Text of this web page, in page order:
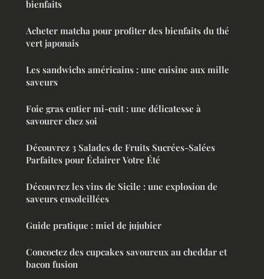
bienfaits
Acheter matcha pour profiter des bienfaits du thé
vert japonais
Les sandwichs américains : une cuisine aux mille
saveurs
Foie gras entier mi-cuit : une délicatesse à
savourer chez soi
Découvrez 3 Salades de Fruits Sucrées-Salées
Parfaites pour Éclairer Votre Été
Découvrez les vins de Sicile : une explosion de
saveurs ensoleillées
Guide pratique : miel de jujubier
Concoctez des cupcakes savoureux au cheddar et
bacon fusion